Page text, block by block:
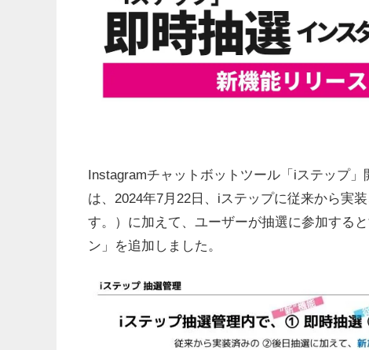
Instagramチャットボットツール「iステップ
は、2024年7月22日、iステップに従来から実
す。）に加えて、ユーザーが抽選に参加する
ン」を追加しました。